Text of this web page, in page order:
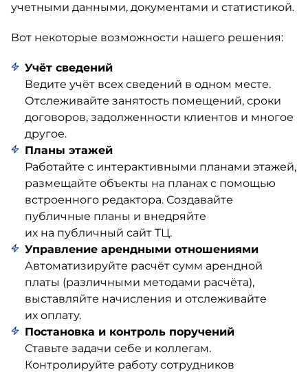
учетными данными, документами и статистикой.
Вот некоторые возможности нашего решения:
Учёт сведений
Ведите учёт всех сведений в одном месте.
Отслеживайте занятость помещений, сроки
договоров, задолженности клиентов и многое
другое.
Планы этажей
Работайте с интерактивными планами этажей,
размещайте объекты на планах с помощью
встроенного редактора. Создавайте
публичные планы и внедряйте
их на публичный сайт ТЦ.
Управление арендными отношениями
Автоматизируйте расчёт сумм арендной
платы (различными методами расчёта),
выставляйте начисления и отслеживайте
их оплату.
Постановка и контроль поручений
Ставьте задачи себе и коллегам.
Контролируйте работу сотрудников